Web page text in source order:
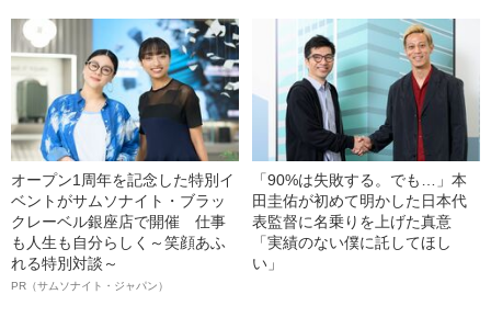
オープン1周年を記念した特別イ
ベントがサムソナイト・ブラッ
クレーベル銀座店で開催 仕事
も人生も自分らしく～笑顔あふ
れる特別対談～
PR（サムソナイト・ジャパン）
「90%は失敗する。でも…」本
田圭佑が初めて明かした日本代
表監督に名乗りを上げた真意
「実績のない僕に託してほし
い」